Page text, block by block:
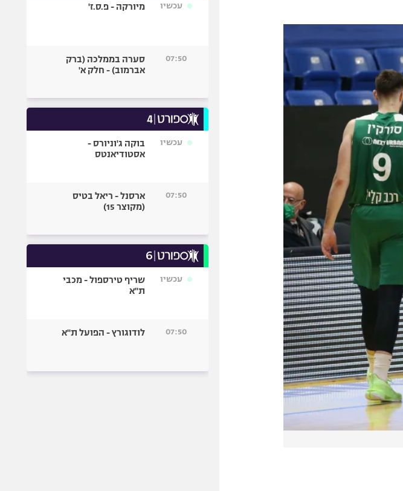
עכשיו מיורקה - פ.ס.ז'
07:50
סערה בממלכה (ברק
אברמוב) - חלק א'
עכשיו
בוקה ג'וניורס -
אסטודיאנטס
07:50
ארסנל - ריאל בטיס
(מקוצר 15)
עכשיו
שריף טירספול - מכבי
ת"א
07:50 לודוגורץ - הפועל ת"א